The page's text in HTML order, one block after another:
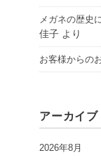
メガネの歴史
佳子 より
お客様からの
アーカイブ
2026年8月